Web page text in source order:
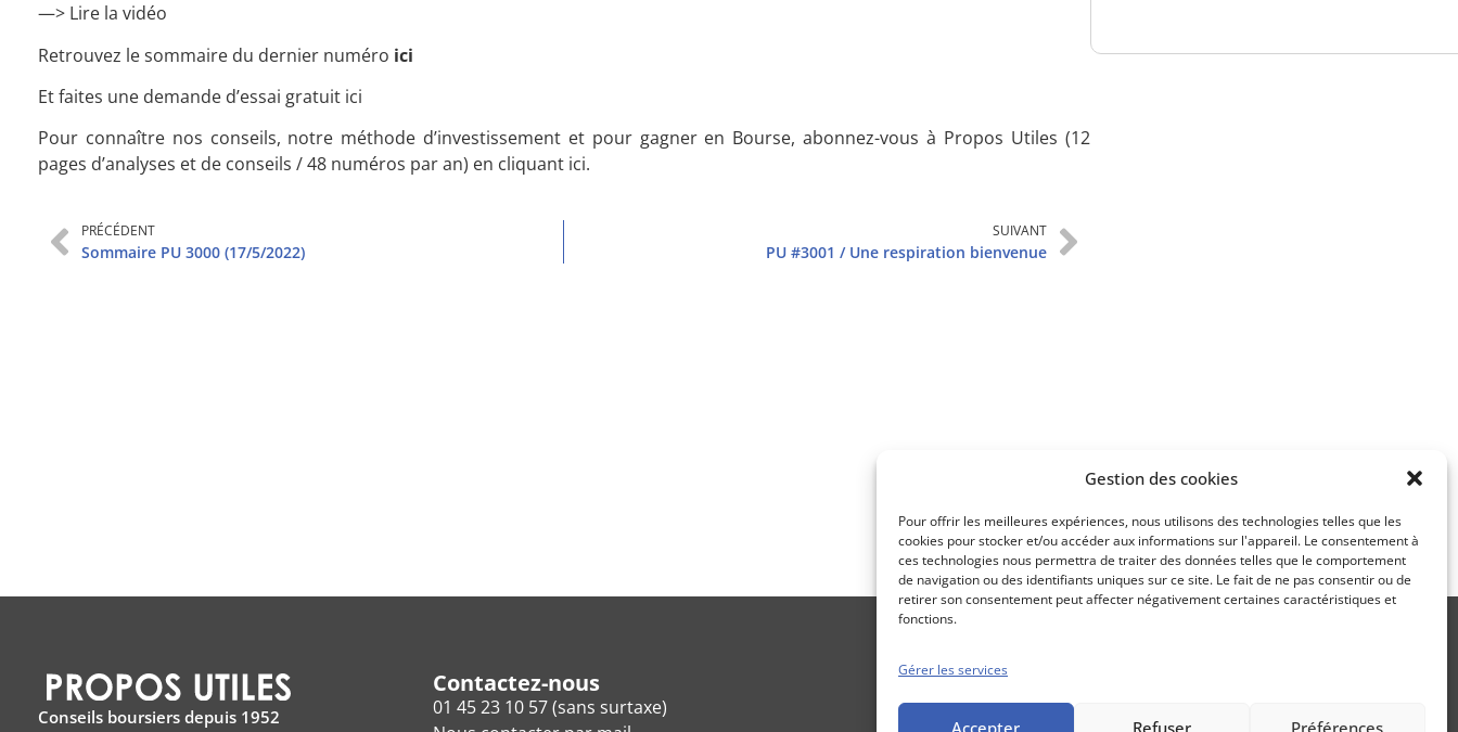
Gestion des cookies
Pour offrir les meilleures expériences, nous utilisons des technologies telles que les
cookies pour stocker et/ou accéder aux informations sur l'appareil. Le consentement à
ces technologies nous permettra de traiter des données telles que le comportement
de navigation ou des identifiants uniques sur ce site. Le fait de ne pas consentir ou de
retirer son consentement peut affecter négativement certaines caractéristiques et
fonctions.
Gérer les services
Accepter Refuser Préférences
—> Lire la vidéo
Retrouvez le sommaire du dernier numéro ici
Et faites une demande d’essai gratuit ici
Pour connaître nos conseils, notre méthode d’investissement et pour gagner en Bourse, abonnez-vous à Propos Utiles (12
pages d’analyses et de conseils / 48 numéros par an) en cliquant ici.
PRÉCÉDENT
Sommaire PU 3000 (17/5/2022)
SUIVANT
PU #3001 / Une respiration bienvenue
notre méthode d'investissement
Conseils boursiers depuis 1952
Contactez-nous
01 45 23 10 57 (sans surtaxe)
Propos Utiles est une publication